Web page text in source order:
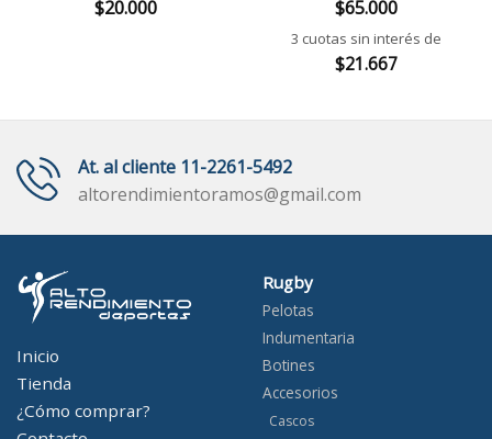
$20.000 $65.000
3 cuotas sin interés de
$21.667
At. al cliente 11-2261-5492
altorendimientoramos@gmail.com
Inicio
Tienda
¿Cómo comprar?
Rugby
Pelotas
Indumentaria
Botines
Accesorios
Cascos